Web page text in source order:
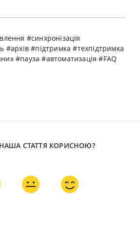
#синхронізація
#архів #підтримка #техпідтримка
#пауза #автоматизація #FAQ
СТАТТЯ КОРИСНОЮ?